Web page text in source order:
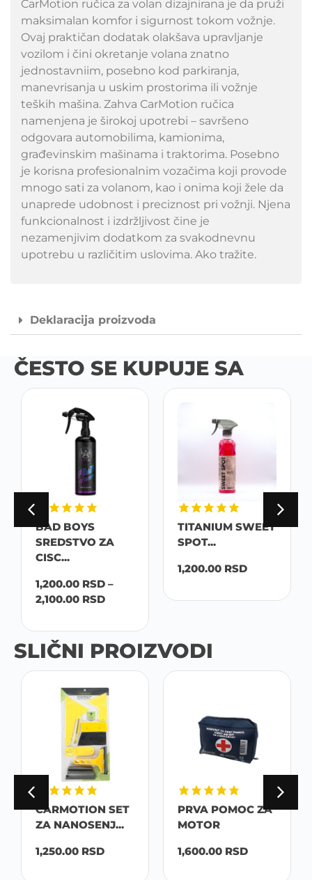
CarMotion ručica za volan dizajnirana je da pruži
maksimalan komfor i sigurnost tokom vožnje.
Ovaj praktičan dodatak olakšava upravljanje
vozilom i čini okretanje volana znatno
jednostavniim, posebno kod parkiranja,
manevrisanja u uskim prostorima ili vožnje
teških mašina. Zahva CarMotion ručica
namenjena je širokoj upotrebi – savršeno
odgovara automobilima, kamionima,
građevinskim mašinama i traktorima. Posebno
je korisna profesionalnim vozačima koji provode
mnogo sati za volanom, kao i onima koji žele da
unaprede udobnost i preciznost pri vožnji. Njena
funkcionalnost i izdržljivost čine je
nezamenjivim dodatkom za svakodnevnu
upotrebu u različitim uslovima. Ako tražite.
Deklaracija proizvoda
ČESTO SE KUPUJE SA
BAD BOYS
SREDSTVO ZA
CISC...
1,200.00 RSD –
2,100.00 RSD
TITANIUM SWEET
SPOT...
1,200.00 RSD
SLIČNI PROIZVODI
CARMOTION SET
ZA NANOSENJ...
1,250.00 RSD
PRVA POMOC ZA
MOTOR
1,600.00 RSD